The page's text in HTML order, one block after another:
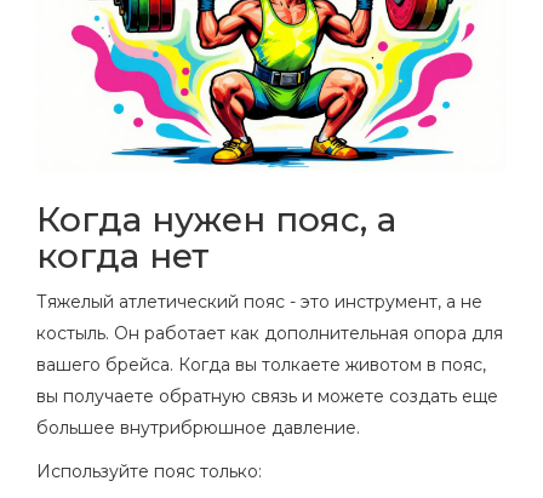
Когда нужен пояс, а
когда нет
Тяжелый атлетический пояс - это инструмент, а не
костыль. Он работает как дополнительная опора для
вашего брейса. Когда вы толкаете животом в пояс,
вы получаете обратную связь и можете создать еще
большее внутрибрюшное давление.
Используйте пояс только: